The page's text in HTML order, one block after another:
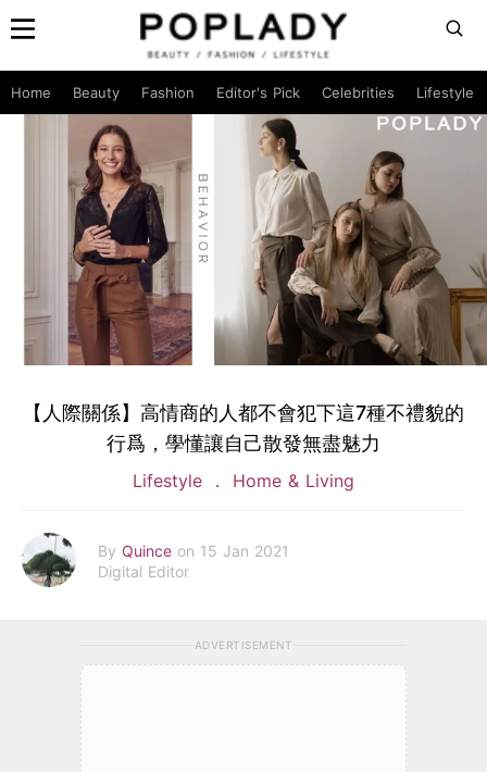
Home Beauty Fashion Editor's Pick Celebrities Lifestyle
【人際關係】高情商的人都不會犯下這7種不禮貌的
行爲，學懂讓自己散發無盡魅力
Lifestyle Home & Living
By Quince on 15 Jan 2021
Digital Editor
ADVERTISEMENT